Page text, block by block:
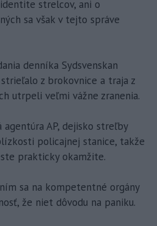
strelcov, ani o
sa však v tejto správe
denníka Sydsvenskan
z brokovnice a traja z
utrpeli veľmi vážne zranenia.
AP, dejisko streľby
policajnej stanice, takže
prakticky okamžite.
sa na kompetentné orgány
že niet dôvodu na paniku.